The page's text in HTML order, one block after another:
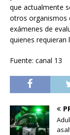
que actualmente
otros organismos
exámenes de
quienes requieran
Fuente: canal 13